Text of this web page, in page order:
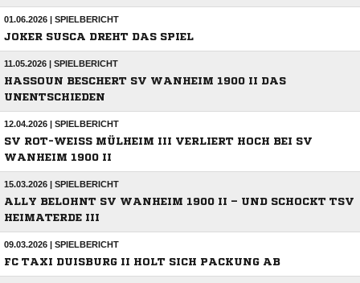
01.06.2026 | SPIELBERICHT
JOKER SUSCA DREHT DAS SPIEL
11.05.2026 | SPIELBERICHT
HASSOUN BESCHERT SV WANHEIM 1900 II DAS
UNENTSCHIEDEN
12.04.2026 | SPIELBERICHT
SV ROT-WEISS MÜLHEIM III VERLIERT HOCH BEI SV
WANHEIM 1900 II
15.03.2026 | SPIELBERICHT
ALLY BELOHNT SV WANHEIM 1900 II – UND SCHOCKT TSV
HEIMATERDE III
09.03.2026 | SPIELBERICHT
FC TAXI DUISBURG II HOLT SICH PACKUNG AB